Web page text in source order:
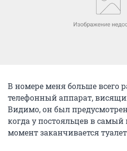
В номере меня больше всего
телефонный аппарат,
Видимо, он был предусмотрен
когда у постояльцев в
момент заканчивается